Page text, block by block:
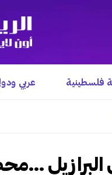
فلسطينية عربي
البرازيل